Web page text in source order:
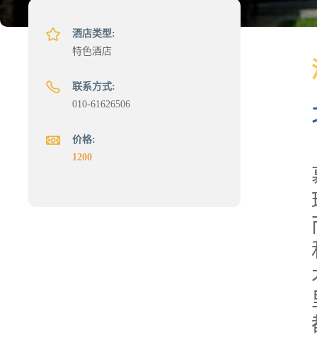
酒店类型:
特色酒店
联系方式:
010-61626506
价格:
1200